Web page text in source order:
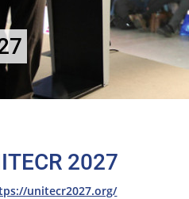
2027
unitecr2027.org/